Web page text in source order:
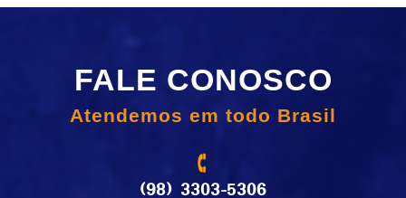
FALE CONOSCO
Atendemos em todo Brasil
(98) 3303-5306